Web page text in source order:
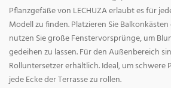
Pflanzgefäße von LECHUZA erlaubt es für
Modell zu finden. Platzieren Sie
nutzen Sie große Fenstervorsprünge, um
gedeihen zu lassen. Für den Außenbereich
Rolluntersetzer erhältlich. Ideal, um schwere
jede Ecke der Terrasse zu rollen.